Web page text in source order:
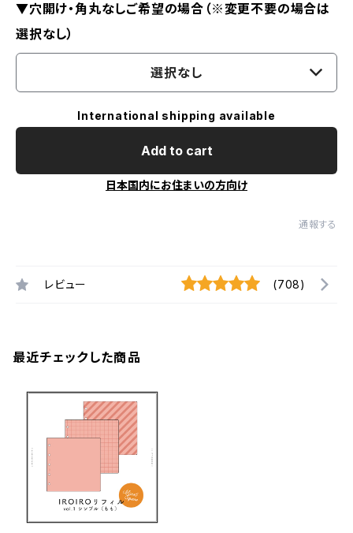
▼穴開け・角丸なしご希望の場合（※変更不要の場合は
選択なし）
選択なし
International shipping available
Add to cart
日本国内にお住まいの方向け
通報する
レビュー (708)
最近チェックした商品